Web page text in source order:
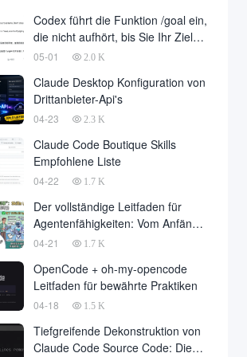
im Namen der Entwicklungsfirma
zu einer großen Anzahl von fallen
Codex führt die Funktion /goal ein,
die nicht aufhört, bis Sie Ihr Ziel
erreicht haben
05-01 2.0 K
Claude Desktop Konfiguration von
Drittanbieter-Api's
04-23 2.3 K
Claude Code Boutique Skills
Empfohlene Liste
04-22 1.7 K
Der vollständige Leitfaden für
Agentenfähigkeiten: Vom Anfänger
zum Meister
04-21 1.7 K
OpenCode + oh-my-opencode
Leitfaden für bewährte Praktiken
04-18 1.5 K
Tiefgreifende Dekonstruktion von
Claude Code Source Code: Die